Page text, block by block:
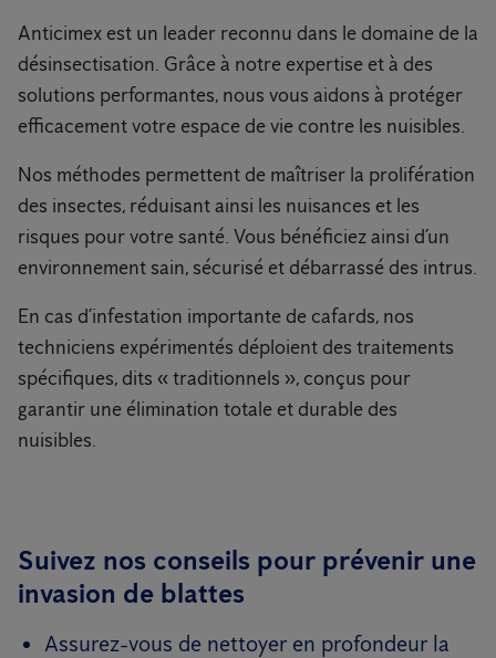
Anticimex est un leader reconnu dans le domaine de la
désinsectisation. Grâce à notre expertise et à des
solutions performantes, nous vous aidons à protéger
efficacement votre espace de vie contre les nuisibles.
Nos méthodes permettent de maîtriser la prolifération
des insectes, réduisant ainsi les nuisances et les
risques pour votre santé. Vous bénéficiez ainsi d’un
environnement sain, sécurisé et débarrassé des intrus.
En cas d’infestation importante de cafards, nos
techniciens expérimentés déploient des traitements
spécifiques, dits « traditionnels », conçus pour
garantir une élimination totale et durable des
nuisibles.
Suivez nos conseils pour prévenir une
invasion de blattes
Assurez-vous de nettoyer en profondeur la